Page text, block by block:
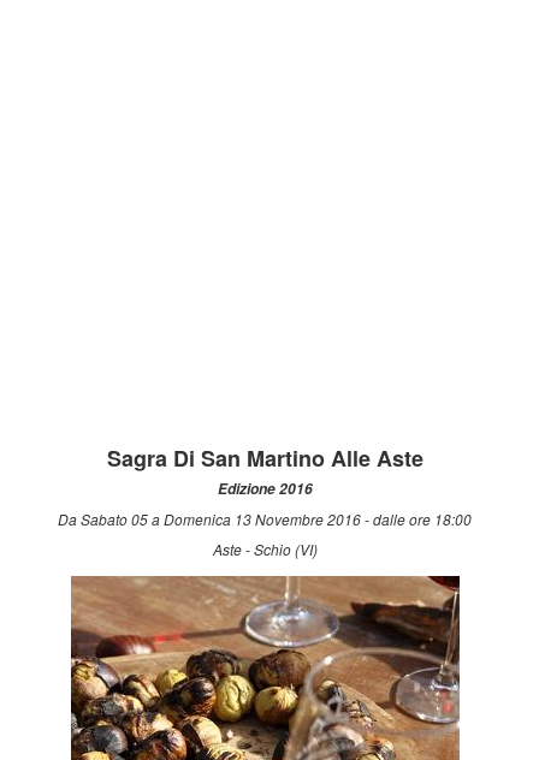
Sagra Di San Martino Alle Aste
Edizione 2016
Da Sabato 05 a Domenica 13 Novembre 2016 - dalle ore 18:00
Aste - Schio (VI)